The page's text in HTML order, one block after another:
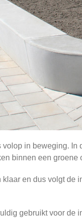
in beweging.
binnen een
en dus volgt
gebruikt voor de